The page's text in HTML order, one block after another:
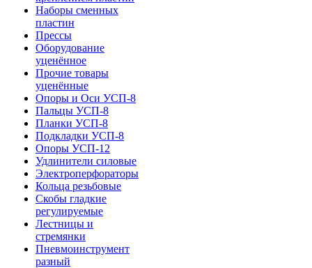
Наборы сменных
пластин
Прессы
Оборудование
уценённое
Прочие товары
уценённые
Опоры и Оси УСП-8
Пальцы УСП-8
Планки УСП-8
Подкладки УСП-8
Опоры УСП-12
Удлинители силовые
Электроперфораторы
Кольца резьбовые
Скобы гладкие
регулируемые
Лестницы и
стремянки
Пневмоинструмент
разный